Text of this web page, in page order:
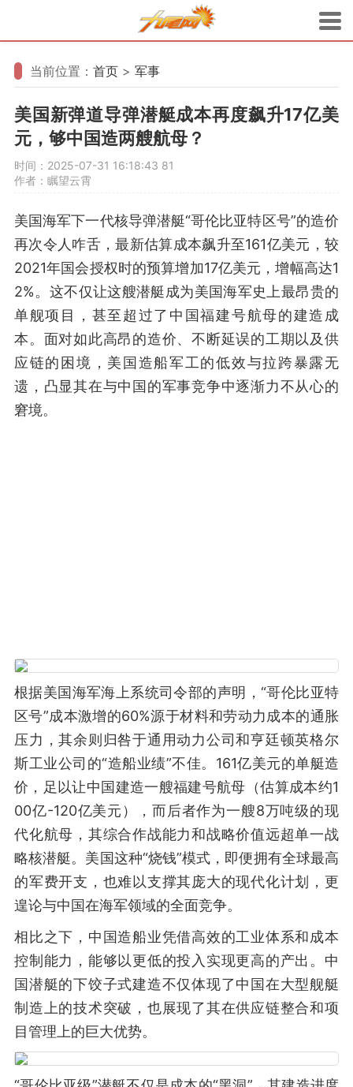
当前位置： 首页 > 军事
美国新弹道导弹潜艇成本再度飙升17亿美
元，够中国造两艘航母？
时间：2025-07-31 16:18:43 81
作者：瞩望云霄
美国海军下一代核导弹潜艇“哥伦比亚特区号”的造价
再次令人咋舌，最新估算成本飙升至161亿美元，较
2021年国会授权时的预算增加17亿美元，增幅高达1
2%。这不仅让这艘潜艇成为美国海军史上最昂贵的
单舰项目，甚至超过了中国福建号航母的建造成
本。面对如此高昂的造价、不断延误的工期以及供
应链的困境，美国造船军工的低效与拉跨暴露无
遗，凸显其在与中国的军事竞争中逐渐力不从心的
窘境。
根据美国海军海上系统司令部的声明，“哥伦比亚特
区号”成本激增的60%源于材料和劳动力成本的通胀
压力，其余则归咎于通用动力公司和亨廷顿英格尔
斯工业公司的“造船业绩”不佳。161亿美元的单艇造
价，足以让中国建造一艘福建号航母（估算成本约1
00亿-120亿美元），而后者作为一艘8万吨级的现
代化航母，其综合作战能力和战略价值远超单一战
略核潜艇。美国这种“烧钱”模式，即便拥有全球最高
的军费开支，也难以支撑其庞大的现代化计划，更
遑论与中国在海军领域的全面竞争。
相比之下，中国造船业凭借高效的工业体系和成本
控制能力，能够以更低的投入实现更高的产出。中
国潜艇的下饺子式建造不仅体现了中国在大型舰艇
制造上的技术突破，也展现了其在供应链整合和项
目管理上的巨大优势。